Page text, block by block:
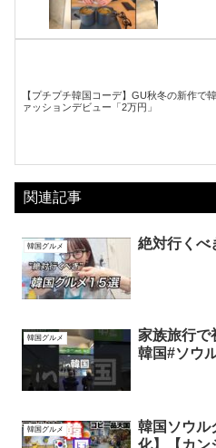
【プチプチ韓国コーデ】GU秋冬の新作で
ァッションデビュー「2万円」
関連記事
韓国グルメ 絶対行くべ
韓国グルメ
家族旅行
韓国#ソウ
韓国グルメ
韓国ソウル